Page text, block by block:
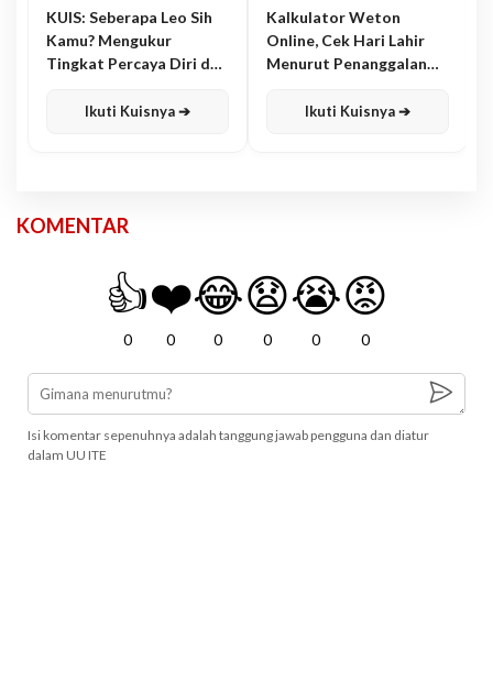
KUIS: Seberapa Leo Sih
Kamu? Mengukur
Tingkat Percaya Diri dan
Ikuti Kuisnya ➔
Kalkulator Weton
Online, Cek Hari Lahir
Menurut Penanggalan
Ikuti Kuisnya ➔
KOMENTAR
👍
0
❤️
0
😂
0
😧
0
😭
0
😡
0
Isi komentar sepenuhnya adalah tanggung jawab pengguna dan diatur
dalam UU ITE